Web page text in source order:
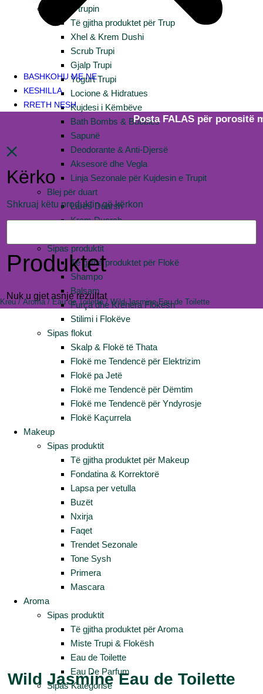
Blej për trupin
Të gjitha produktet për Trup
Xhel & Krem Dushi
Scrub Trupi
Gjalp Trupi
Yogurt Trupi
Locione & Hidratues
Kujdesi i Këmbëve
Bath Bombs & Bubbles
Sapunë
Deodorante & Anti-Djersë
Aksesorë dhe Vegla
Linja Sezonale për Kujdesin e Trupit
Blej për duart
Larës Duarsh
Krem Duarsh
Sipas produktit
Të gjitha produktet për Flokë
Shampo
Balsam
Furça dhe Krëhëra Flokësh
Stilimi i Flokëve
Sipas flokut
Skalp & Flokë të Thata
Flokë me Tendencë për Elektrizim
Flokë pa Jetë
Flokë me Tendencë për Dëmtim
Flokë me Tendencë për Yndyrosje
Flokë Kaçurrela
Makeup
Sipas produktit
Të gjitha produktet për Makeup
Fondatina & Korrektorë
Lapsa per vetulla
Buzët
Nxirja
Faqet
Trendet Sezonale
Tone Sysh
Primera
Mascara
Aroma
Sipas produktit
Të gjitha produktet për Aroma
Miste Trupi & Flokësh
Eau de Toilette
Eau De Parfum
Sipas Kategorisë
BASHKOHU ME NE
KESHILLA
RRETH NESH
Posta FALAS për porositë mbi
Kërko
Shkruaj këtu produktin që kërkon
Nuk u gjet asnje rezultat
Produktet
Kreu/Aroma /Eau de Toilette/ Wild Jasmine Eau de Toilette
Wild Jasmine Eau de Toilette